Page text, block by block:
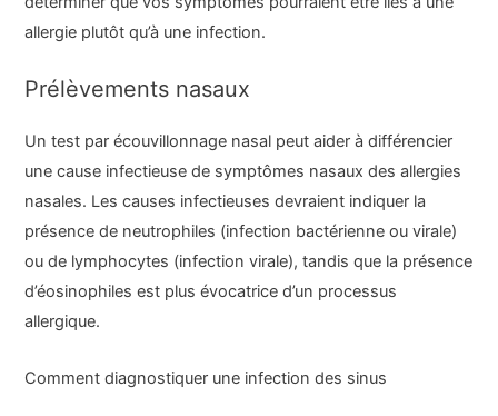
allergie plutôt qu’à une infection.
Prélèvements nasaux
Un test par écouvillonnage nasal peut aider à différencier
une cause infectieuse de symptômes nasaux des allergies
nasales. Les causes infectieuses devraient indiquer la
présence de neutrophiles (infection bactérienne ou virale)
ou de lymphocytes (infection virale), tandis que la présence
d’éosinophiles est plus évocatrice d’un processus
allergique.
Comment diagnostiquer une infection des sinus